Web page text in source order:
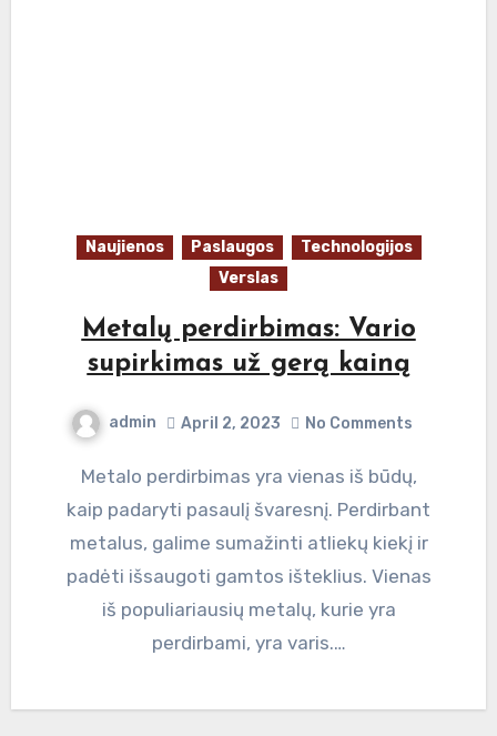
Naujienos Paslaugos
Technologijos
Verslas
Metalų perdirbimas: Vario
supirkimas už gerą kainą
admin April 2, 2023 No Comments
Metalo perdirbimas yra vienas iš būdų,
kaip padaryti pasaulį švaresnį. Perdirbant
metalus, galime sumažinti atliekų kiekį ir
padėti išsaugoti gamtos išteklius. Vienas
iš populiariausių metalų, kurie yra
perdirbami, yra varis.…